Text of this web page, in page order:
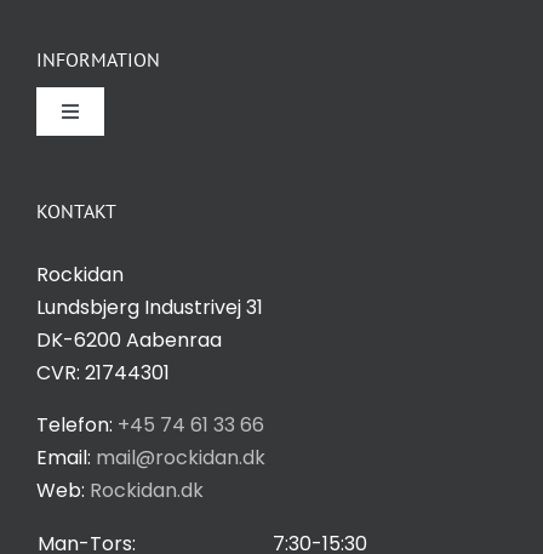
KONTAKT
Rockidan
Lundsbjerg Industrivej 31
DK-6200 Aabenraa
CVR: 21744301
Telefon: +45 74 61 33 66
Email: mail@rockidan.dk
Web: Rockidan.dk
Man-Tors:
7:30-15:30
INFORMATION
Toggle
Salgs- og leveringsbetingelser
Privatlivspolitik
Cookie Indstilling
er ikke
nødvendige
for at
kan fungere.
Statistikker
For at vi kan
forbedre
hjemmesidens
funktionalitet
fra hvordan
hjemmesiden
bruges.